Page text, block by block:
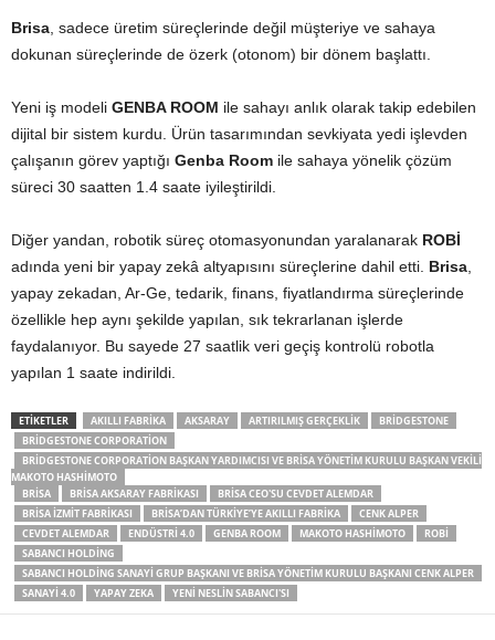
Brisa , sadece üretim süreçlerinde değil müşteriye ve sahaya
dokunan süreçlerinde de özerk (otonom) bir dönem başlattı.
Yeni iş modeli GENBA ROOM ile sahayı anlık olarak takip edebilen
dijital bir sistem kurdu. Ürün tasarımından sevkiyata yedi işlevden
çalışanın görev yaptığı Genba Room ile sahaya yönelik çözüm
süreci 30 saatten 1.4 saate iyileştirildi.
Diğer yandan, robotik süreç otomasyonundan yaralanarak ROBİ
adında yeni bir yapay zekâ altyapısını süreçlerine dahil etti. Brisa
yapay zekadan, Ar-Ge, tedarik, finans, fiyatlandırma süreçlerinde
özellikle hep aynı şekilde yapılan, sık tekrarlanan işlerde
faydalanıyor. Bu sayede 27 saatlik veri geçiş kontrolü robotla
yapılan 1 saate indirildi.
ETIKETLER AKILLI FABRIKA AKSARAY ARTIRILMIŞ GERÇEKLIK
BRIDGESTONE
BRIDGESTONE CORPORATION
BRIDGESTONE CORPORATION BAŞKAN YARDIMCISI VE BRISA YÖNETIM KURULU BAŞKAN VEKILI
MAKOTO HASHIMOTO
BRISA
BRISA AKSARAY FABRIKASI
BRISA CEO'SU CEVDET ALEMDAR
BRISA IZMIT FABRIKASI
BRISA’DAN TÜRKIYE’YE AKILLI FABRIKA
CENK ALPER
CEVDET ALEMDAR
ENDÜSTRI 4.0 GENBA ROOM MAKOTO HASHIMOTO
ROBI
SABANCI HOLDING
SABANCI HOLDING SANAYI GRUP BAŞKANI VE BRISA YÖNETIM KURULU BAŞKANI CENK ALPER
SANAYI 4.0
YAPAY ZEKA YENI NESLIN SABANCI'SI